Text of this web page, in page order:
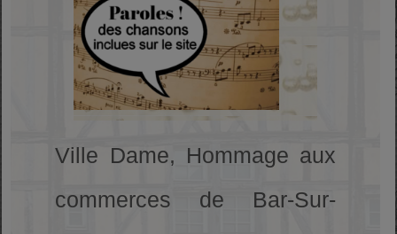
Ville Dame, Hommage aux
commerces de Bar-Sur-